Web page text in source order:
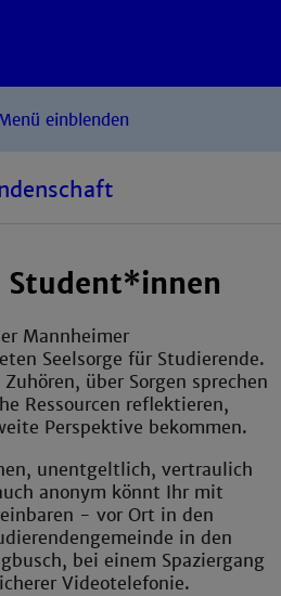
einblenden
Student*innen
Mannheimer
Seelsorge für Studierende.
über Sorgen sprechen
Ressourcen reflektieren,
Perspektive bekommen.
unentgeltlich, vertraulich
anonym könnt Ihr mit
- vor Ort in den
in den
bei einem Spaziergang
Videotelefonie.